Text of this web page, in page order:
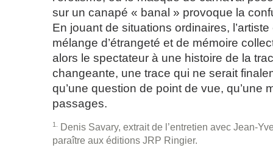
sur un canapé « banal » provoque la
En jouant de situations ordinaires,
mélange d’étrangeté et de mémoire
alors le spectateur à une histoire de la
changeante, une trace qui ne serait
qu’une question de point de vue, qu’une
passages.
1
Denis Savary, extrait de l’entretien avec Jean-
paraître aux éditions JRP Ringier.